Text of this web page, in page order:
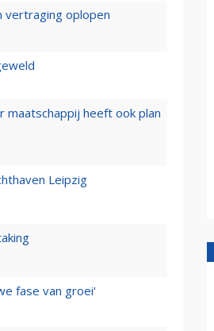
vertraging oplopen
maatschappij heeft ook plan
Leipzig
fase van groei'